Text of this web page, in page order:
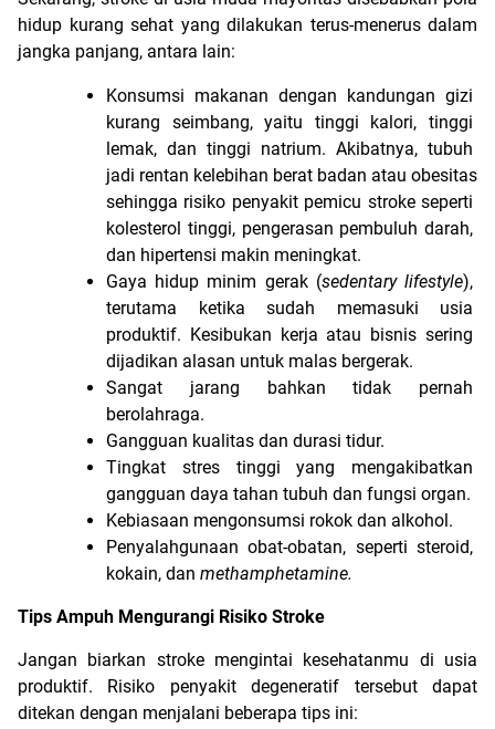
hidup kurang sehat yang dilakukan terus-menerus dalam
jangka panjang, antara lain:
Konsumsi makanan dengan kandungan gizi
kurang seimbang, yaitu tinggi kalori, tinggi
lemak, dan tinggi natrium. Akibatnya, tubuh
jadi rentan kelebihan berat badan atau obesitas
sehingga risiko penyakit pemicu stroke seperti
kolesterol tinggi, pengerasan pembuluh darah,
dan hipertensi makin meningkat.
Gaya hidup minim gerak (sedentary lifestyle),
terutama ketika sudah memasuki usia
produktif. Kesibukan kerja atau bisnis sering
dijadikan alasan untuk malas bergerak.
Sangat jarang bahkan tidak pernah
berolahraga.
Gangguan kualitas dan durasi tidur.
Tingkat stres tinggi yang mengakibatkan
gangguan daya tahan tubuh dan fungsi organ.
Kebiasaan mengonsumsi rokok dan alkohol.
Penyalahgunaan obat-obatan, seperti steroid,
kokain, dan methamphetamine.
Tips Ampuh Mengurangi Risiko Stroke
Jangan biarkan stroke mengintai kesehatanmu di usia
produktif. Risiko penyakit degeneratif tersebut dapat
ditekan dengan menjalani beberapa tips ini: